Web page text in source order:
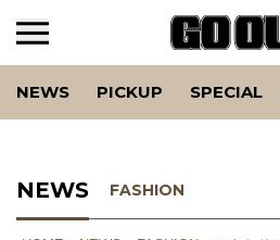
NEWS PICKUP SPECIAL
NEWS FASHION